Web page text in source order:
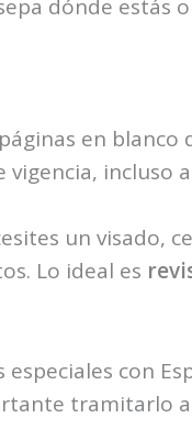
dónde estás
en blanco
incluso
un visado,
Lo ideal es
con
tramitarlo